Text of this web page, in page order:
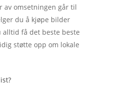
av omsetningen går til
du å kjøpe bilder
alltid få det beste beste
støtte opp om lokale